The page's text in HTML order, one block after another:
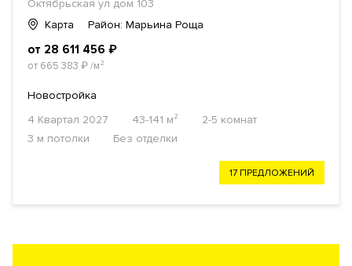
Октябрьская ул дом 103
Карта
Район: Марьина Роща
от 28 611 456 ₽
от 665 383 ₽/м²
Новостройка
4 Квартал 2027
43-141 м²
2-5 комнат
3 м потолки
Без отделки
17 ПРЕДЛОЖЕНИЙ